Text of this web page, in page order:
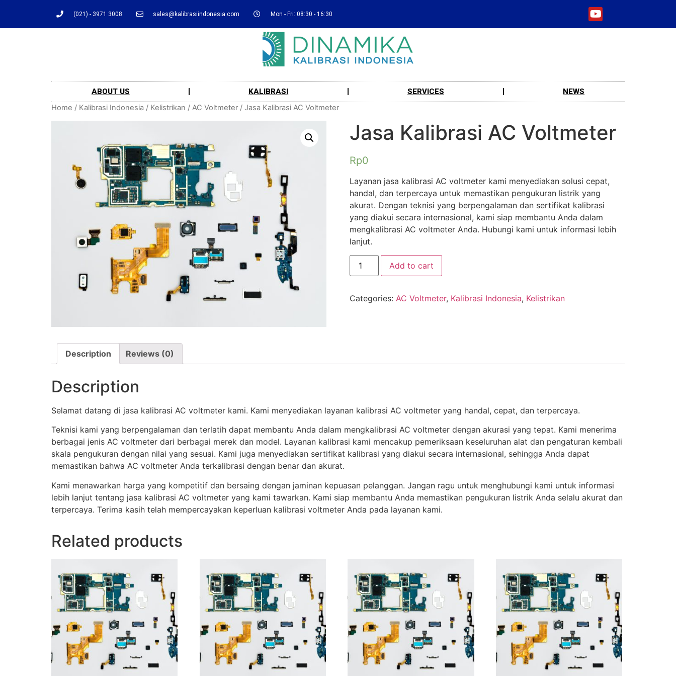
(021) - 3971 3008 sales@kalibrasiindonesia.com Mon - Fri: 08:30 - 16:30
ABOUT US KALIBRASI SERVICES
NEWS
Home / Kalibrasi Indonesia / Kelistrikan / AC Voltmeter / Jasa Kalibrasi AC Voltmeter
Jasa Kalibrasi AC Voltmeter
Rp0
Layanan jasa kalibrasi AC voltmeter kami menyediakan solusi cepat,
handal, dan terpercaya untuk memastikan pengukuran listrik yang
akurat. Dengan teknisi yang berpengalaman dan sertifikat kalibrasi
yang diakui secara internasional, kami siap membantu Anda dalam
mengkalibrasi AC voltmeter Anda. Hubungi kami untuk informasi lebih
lanjut.
Add to cart
Categories: AC Voltmeter, Kalibrasi Indonesia, Kelistrikan
Description Reviews (0)
Description
Selamat datang di jasa kalibrasi AC voltmeter kami. Kami menyediakan layanan kalibrasi AC voltmeter yang handal, cepat, dan terpercaya.
Teknisi kami yang berpengalaman dan terlatih dapat membantu Anda dalam mengkalibrasi AC voltmeter dengan akurasi yang tepat. Kami menerima
berbagai jenis AC voltmeter dari berbagai merek dan model. Layanan kalibrasi kami mencakup pemeriksaan keseluruhan alat dan pengaturan kembali
skala pengukuran dengan nilai yang sesuai. Kami juga menyediakan sertifikat kalibrasi yang diakui secara internasional, sehingga Anda dapat
memastikan bahwa AC voltmeter Anda terkalibrasi dengan benar dan akurat.
Kami menawarkan harga yang kompetitif dan bersaing dengan jaminan kepuasan pelanggan. Jangan ragu untuk menghubungi kami untuk informasi
lebih lanjut tentang jasa kalibrasi AC voltmeter yang kami tawarkan. Kami siap membantu Anda memastikan pengukuran listrik Anda selalu akurat dan
terpercaya. Terima kasih telah mempercayakan keperluan kalibrasi voltmeter Anda pada layanan kami.
Related products